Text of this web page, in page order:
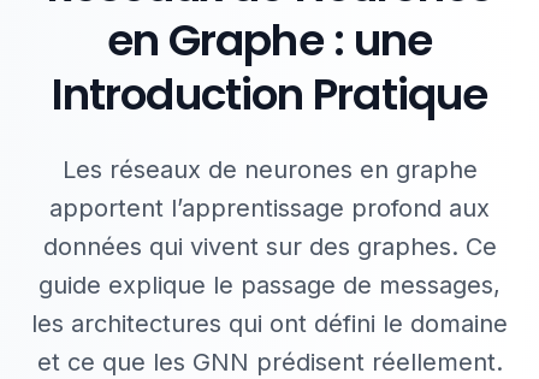
en Graphe : une
Introduction Pratique
Les réseaux de neurones en graphe
apportent l’apprentissage profond aux
données qui vivent sur des graphes. Ce
guide explique le passage de messages,
les architectures qui ont défini le domaine
et ce que les GNN prédisent réellement.